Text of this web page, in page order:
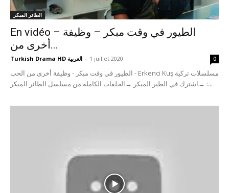
الطائر المبكر
En vidéo – الطيور في وقت مبكر – وظيفة
أخرى من...
Turkish Drama HD العربية - 1 juillet 2020 0
الطيور في وقت مبكر - وظيفة أخرى من الحب - Erkenci Kuş مسلسلات تركية
: →اشترك في الطير المبكر →الحلقات الكاملة من مسلسل الطائر المبكر...